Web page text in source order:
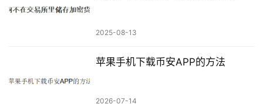
2025-08-13
苹果手机下载币安APP的方法
2026-07-14